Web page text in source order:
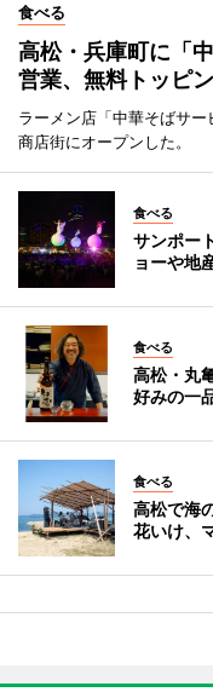
食べる
高松・兵庫町に「
営業、無料トッピ
ラーメン店「中華そばサ
商店街にオープンした。
食べる
サンポー
ョーや地
食べる
高松・丸
好みの一
食べる
高松で海
花いけ、